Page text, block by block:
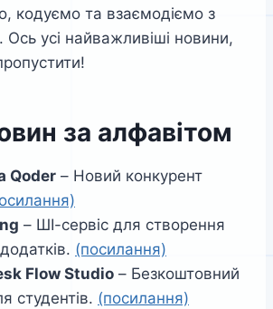
кодуємо та взаємодіємо з
Ось усі найважливіші новини,
за алфавітом
Qoder – Новий конкурент
– ШІ-сервіс для створення
(посилання)
Flow Studio – Безкоштовний
студентів. (посилання)